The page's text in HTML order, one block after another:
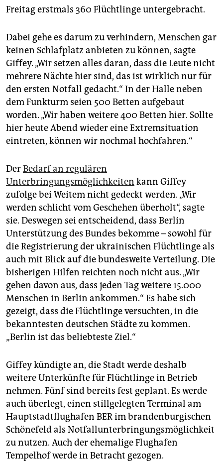
Freitag erstmals 360 Flüchtlinge untergebracht.
Dabei gehe es darum zu verhindern, Menschen gar
keinen Schlafplatz anbieten zu können, sagte
Giffey. „Wir setzen alles daran, dass die Leute nicht
mehrere Nächte hier sind, das ist wirklich nur für
den ersten Notfall gedacht.“ In der Halle neben
dem Funkturm seien 500 Betten aufgebaut
worden. „Wir haben weitere 400 Betten hier. Sollte
hier heute Abend wieder eine Extremsituation
eintreten, können wir nochmal hochfahren.“
DerBedarf an regulären
Unterbringungsmöglichkeiten kann Giffey
zufolge bei Weitem nicht gedeckt werden. „Wir
werden schlicht vom Geschehen überholt“, sagte
sie. Deswegen sei entscheidend, dass Berlin
Unterstützung des Bundes bekomme – sowohl für
die Registrierung der ukrainischen Flüchtlinge als
auch mit Blick auf die bundesweite Verteilung. Die
bisherigen Hilfen reichten noch nicht aus. „Wir
gehen davon aus, dass jeden Tag weitere 15.000
Menschen in Berlin ankommen.“ Es habe sich
gezeigt, dass die Flüchtlinge versuchten, in die
bekanntesten deutschen Städte zu kommen.
„Berlin ist das beliebteste Ziel.“
Giffey kündigte an, die Stadt werde deshalb
weitere Unterkünfte für Flüchtlinge in Betrieb
nehmen. Fünf sind bereits fest geplant. Es werde
auch überlegt, einen stillgelegten Terminal am
Hauptstadtflughafen BER im brandenburgischen
Schönefeld als Notfallunterbringungsmöglichkeit
zu nutzen. Auch der ehemalige Flughafen
Tempelhof werde in Betracht gezogen.